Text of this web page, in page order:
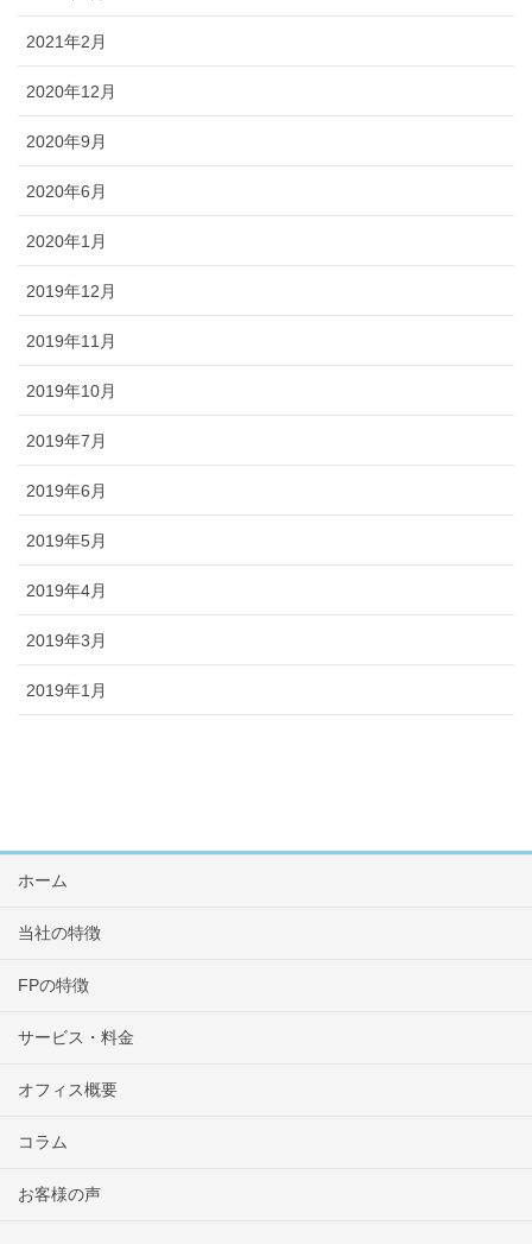
2021年2月
2020年12月
2020年9月
2020年6月
2020年1月
2019年12月
2019年11月
2019年10月
2019年7月
2019年6月
2019年5月
2019年4月
2019年3月
2019年1月
ホーム
当社の特徴
FPの特徴
サービス・料金
オフィス概要
コラム
お客様の声